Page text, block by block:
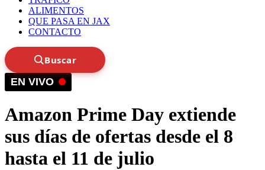
ALIMENTOS
QUE PASA EN JAX
CONTACTO
Buscar
EN VIVO
Amazon Prime Day extiende
sus días de ofertas desde el 8
hasta el 11 de julio